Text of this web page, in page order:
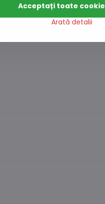
Arată detalii
Acceptați toate